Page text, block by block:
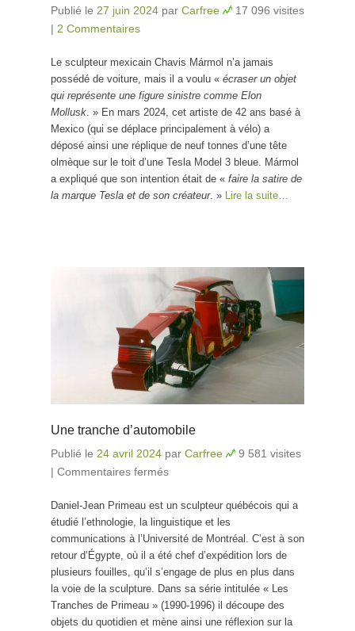
Publié le 27 juin 2024 par Carfree
17 096 visites
| 2 Commentaires
Le sculpteur mexicain Chavis Mármol n’a jamais
possédé de voiture, mais il a voulu « écraser un objet
qui représente une figure sinistre comme Elon
Mollusk . » En mars 2024, cet artiste de 42 ans basé à
Mexico (qui se déplace principalement à vélo) a
déposé ainsi une réplique de neuf tonnes d’une tête
olmèque sur le toit d’une Tesla Model 3 bleue. Mármol
a expliqué que son intention était de « faire la satire de
la marque Tesla et de son créateur. » Lire la suite…
Une tranche d’automobile
Publié le 24 avril 2024 par Carfree
9 581 visites
| Commentaires fermés
Daniel-Jean Primeau est un sculpteur québécois qui a
étudié l’ethnologie, la linguistique et les
communications à l’Université de Montréal. C’est à son
retour d’Égypte, où il a été chef d’expédition lors de
plusieurs fouilles, qu’il s’engage de plus en plus dans
la voie de la sculpture. Dans sa série intitulée « Les
Tranches de Primeau » (1990-1996) il découpe des
objets du quotidien et mène ainsi une réflexion sur la